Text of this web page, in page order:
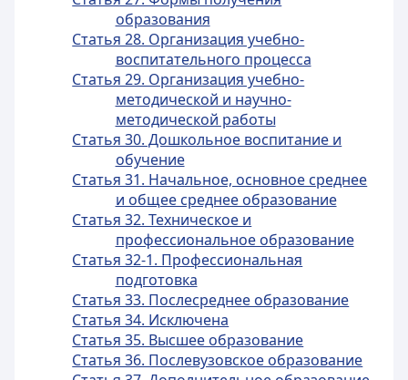
образования
Статья 28. Организация учебно-
воспитательного процесса
Статья 29. Организация учебно-
методической и научно-
методической работы
Статья 30. Дошкольное воспитание и
обучение
Статья 31. Начальное, основное среднее
и общее среднее образование
Статья 32. Техническое и
профессиональное образование
Статья 32-1. Профессиональная
подготовка
Статья 33. Послесреднее образование
Статья 34. Исключена
Статья 35. Высшее образование
Статья 36. Послевузовское образование